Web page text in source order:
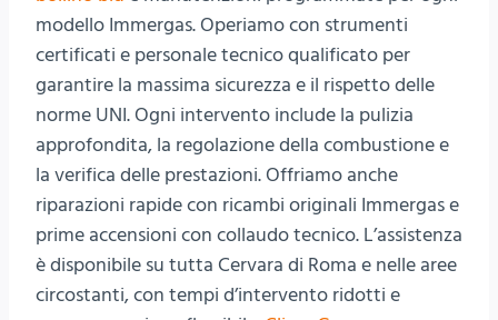
modello Immergas. Operiamo con strumenti
certificati e personale tecnico qualificato per
garantire la massima sicurezza e il rispetto delle
norme UNI. Ogni intervento include la pulizia
approfondita, la regolazione della combustione e
la verifica delle prestazioni. Offriamo anche
riparazioni rapide con ricambi originali Immergas e
prime accensioni con collaudo tecnico. L’assistenza
è disponibile su tutta Cervara di Roma e nelle aree
circostanti, con tempi d’intervento ridotti e